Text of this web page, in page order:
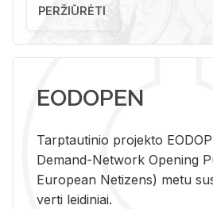
PERŽIŪRĖTI
EODOPEN
Tarp­tau­ti­nio pro­jek­to
De­mand-Ne­twork Ope­ning
Eu­ro­pe­an Ne­ti­zens) metu
ver­ti lei­di­niai.